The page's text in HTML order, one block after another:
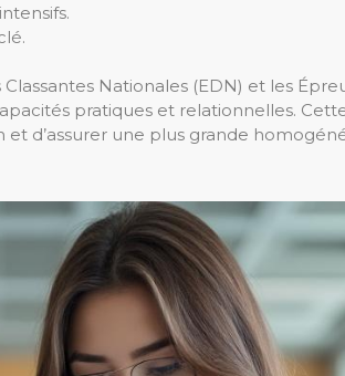
Nationales (EDN) et les
pratiques et relationnelles.
d’assurer une plus grande